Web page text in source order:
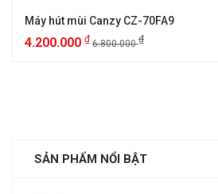
Máy hút mùi Canzy CZ-70FA9
4.200.000 ₫ 6.800.000₫
SẢN PHẨM NỔI BẬT